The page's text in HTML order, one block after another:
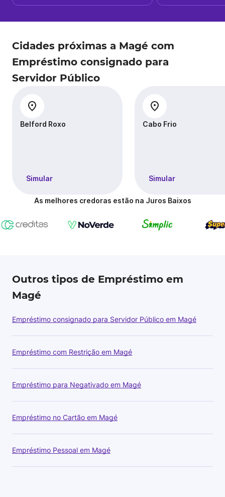
Cidades próximas a Magé com
Empréstimo consignado para
Servidor Público
Belford Roxo
Simular
Cabo Frio
Simular
As melhores credoras estão na Juros Baixos
Outros tipos de Empréstimo em
Magé
Empréstimo consignado para Servidor Público em Magé
Empréstimo com Restrição em Magé
Empréstimo para Negativado em Magé
Empréstimo no Cartão em Magé
Empréstimo Pessoal em Magé